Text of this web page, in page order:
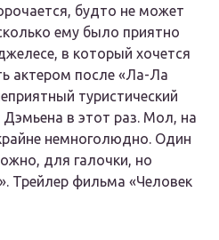
будто не может
ему было приятно
в который хочется
актером после «Ла-Ла
туристический
в этот раз. Мол, на
немноголюдно. Один
для галочки, но
Трейлер фильма «Человек